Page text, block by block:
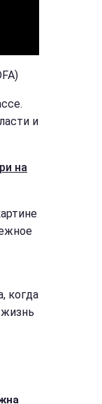
и
на
когда